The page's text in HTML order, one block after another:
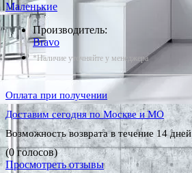
Маленькие
Производитель:
Bravo
*Наличие уточняйте у менеджера
Оплата при получении
Доставим сегодня по Москве и МО
Возможность возврата в течение 14 дней
(0 голосов)
Просмотреть отзывы